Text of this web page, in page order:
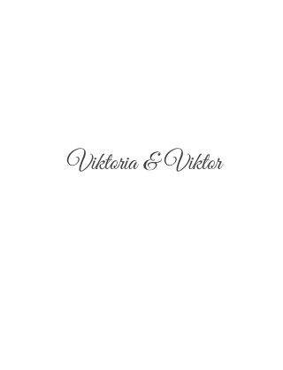
Viktoria & Viktor